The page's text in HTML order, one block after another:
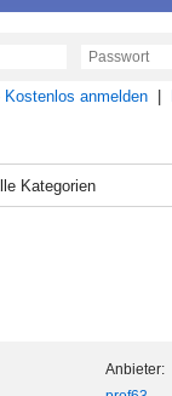
Kostenlos anmelden
Kategorien
Anbieter: